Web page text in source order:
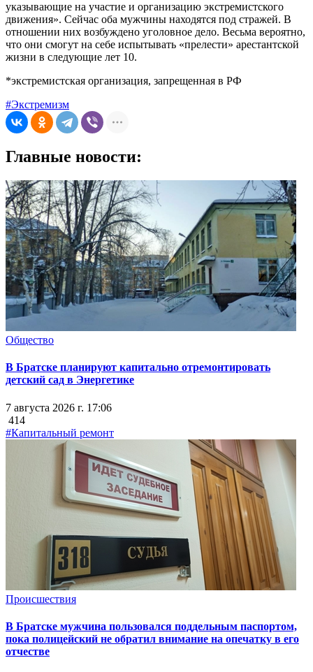
указывающие на участие и организацию экстремистского
движения». Сейчас оба мужчины находятся под стражей. В
отношении них возбуждено уголовное дело. Весьма вероятно,
что они смогут на себе испытывать «прелести» арестантской
жизни в следующие лет 10.
*экстремистская организация, запрещенная в РФ
#Экстремизм
Главные новости:
Общество
В Братске планируют капитально отремонтировать
детский сад в Энергетике
7 августа 2026 г. 17:06
414
#Капитальный ремонт
Происшествия
В Братске мужчина пользовался поддельным паспортом,
пока полицейский не обратил внимание на опечатку в его
отчестве